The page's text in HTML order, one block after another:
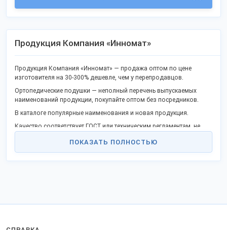
Продукция Компания «Инномат»
Продукция Компания «Инномат» — продажа оптом по цене
изготовителя на 30-300% дешевле, чем у перепродавцов.
Ортопедические подушки — неполный перечень выпускаемых
наименований продукции, покупайте оптом без посредников.
В каталоге популярные наименования и новая продукция.
Качество соответствует ГОСТ или техническим регламентам, не
Для поставки за рубеж оформляются разрешительные
ПОКАЗАТЬ ПОЛНОСТЬЮ